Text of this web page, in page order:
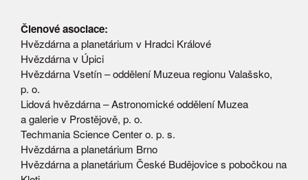
Členové asociace:
Hvězdárna a planetárium v Hradci Králové
Hvězdárna v Úpici
Hvězdárna Vsetín – oddělení Muzeua regionu Valašsko,
p. o.
Lidová hvězdárna – Astronomické oddělení Muzea
a galerie v Prostějově, p. o.
Techmania Science Center o. p. s.
Hvězdárna a planetárium Brno
Hvězdárna a planetárium České Budějovice s pobočkou na